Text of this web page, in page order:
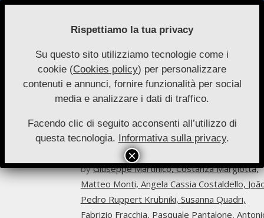
Skip
Nuove
Autonomie
Primary
Navigation
Menu
Cassia Costaldello
Archivio
Nuove Autonomie 1-2019
byGiuseppe Martinico,Costanza Margiotta,
Matteo Monti, Angela Cassia Costaldello,
Pedro Ruppert Krubniki, Susanna Quadri,
Fabrizio Fracchia, Pasquale Pantalone,
Rispettiamo la tua privacy
Su questo sito utilizziamo tecnologie come i
cookie (Cookies policy) per personalizzare
contenuti e annunci, fornire funzionalità per social
media e analizzare i dati di traffico.
Facendo clic di seguito acconsenti all’utilizzo di
questa tecnologia. Informativa sulla privacy.